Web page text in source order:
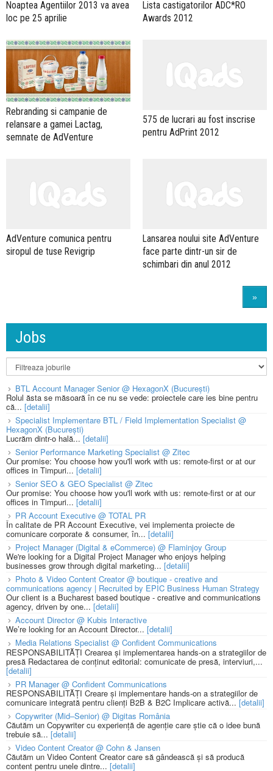
Noaptea Agentiilor 2013 va avea
loc pe 25 aprilie
Lista castigatorilor ADC*RO
Awards 2012
Rebranding si campanie de
relansare a gamei Lactag,
semnate de AdVenture
575 de lucrari au fost inscrise
pentru AdPrint 2012
AdVenture comunica pentru
siropul de tuse Revigrip
Lansarea noului site AdVenture
face parte dintr-un sir de
schimbari din anul 2012
»
Jobs
BTL Account Manager Senior @ HexagonX (București)
Rolul ăsta se măsoară în ce nu se vede: proiectele care ies bine pentru
că... [detalii]
Specialist Implementare BTL / Field Implementation Specialist @
HexagonX (București)
Lucrăm dintr-o hală...[detalii]
Senior Performance Marketing Specialist @ Zitec
Our promise: You choose how you'll work with us: remote-first or at our
offices in Timpuri... [detalii]
Senior SEO & GEO Specialist @ Zitec
Our promise: You choose how you'll work with us: remote-first or at our
offices in Timpuri... [detalii]
PR Account Executive @ TOTAL PR
În calitate de PR Account Executive, vei implementa proiecte de
comunicare corporate & consumer, în... [detalii]
Project Manager (Digital & eCommerce) @ Flaminjoy Group
We're looking for a Digital Project Manager who enjoys helping
businesses grow through digital marketing... [detalii]
Photo & Video Content Creator @ boutique - creative and
communications agency | Recruited by EPIC Business Human Strategy
Our client is a Bucharest based boutique - creative and communications
agency, driven by one... [detalii]
Account Director @ Kubis Interactive
We’re looking for an Account Director... [detalii]
Media Relations Specialist @ Confident Communications
RESPONSABILITĂȚI Crearea și implementarea hands-on a strategiilor de
presă Redactarea de conținut editorial: comunicate de presă, interviuri,...
[detalii]
PR Manager @ Confident Communications
RESPONSABILITĂȚI Creare și implementare hands-on a strategiilor de
comunicare integrată pentru clienți B2B & B2C Implicare activă... [detalii]
Copywriter (Mid–Senior) @ Digitas România
Căutăm un Copywriter cu experiență de agenție care știe că o idee bună
trebuie să... [detalii]
Video Content Creator @ Cohn & Jansen
Căutăm un Video Content Creator care să gândească și să producă
content pentru unele dintre... [detalii]